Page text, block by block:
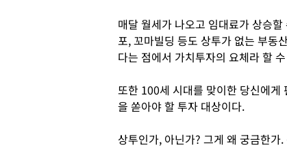
매달 월세가 나오고 임대료가 상승
포, 꼬마빌딩 등도 상투가 없는 부동
다는 점에서 가치투자의 요체라 할
또한 100세 시대를 맞이한 당신에게
을 쏟아야 할 투자 대상이다.
상투인가, 아닌가? 그게 왜 궁금한